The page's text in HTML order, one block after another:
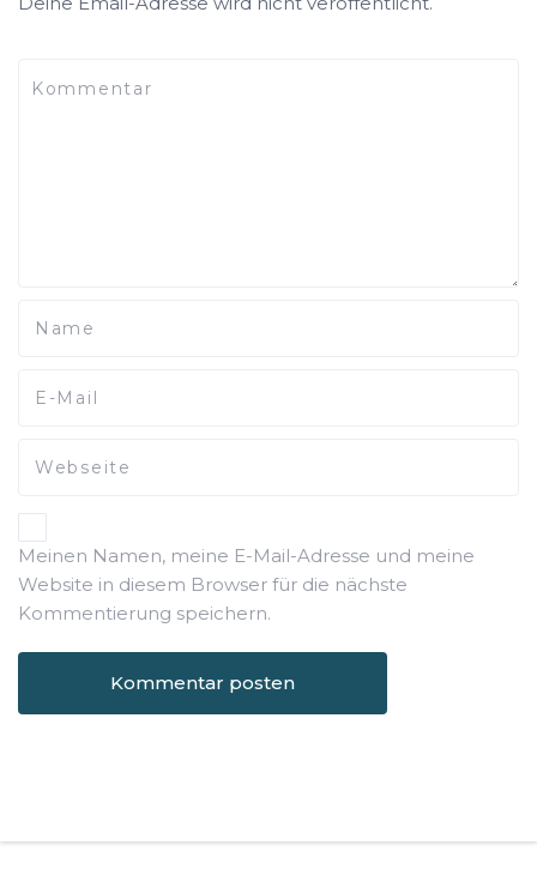
Meinen Namen, meine E-Mail-Adresse und meine
Website in diesem Browser für die nächste
Kommentierung speichern.